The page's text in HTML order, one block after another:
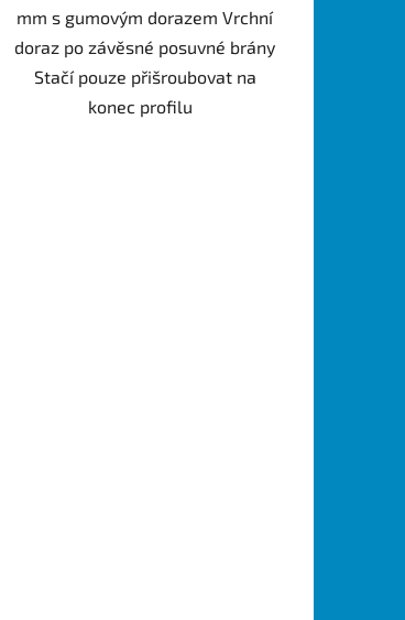
mm s gumovým dorazem Vrchní
doraz po závěsné posuvné brány
Stačí pouze přišroubovat na
konec profilu